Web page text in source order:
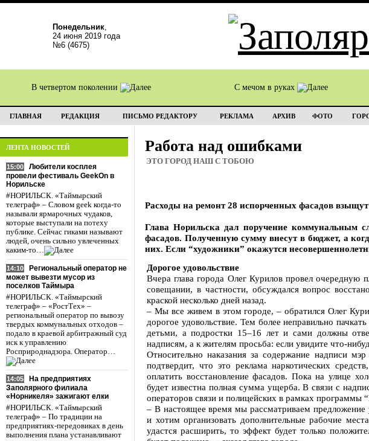
Понедельник,
24 июня 2019 года
№6 (4675)
В четвертом поколении С мечом в руках
ГЛАВНАЯ РЕДАКЦИЯ ПИСЬМО РЕДАКТОРУ РЕКЛАМА АРХИВ ФОТО
ЛЕНТА НОВОСТЕЙ
15:00
Любители косплея
провели фестиваль GeekOn в
Норильске
#НОРИЛЬСК. «Таймырский
телеграф» – Словом geek когда-то
называли ярмарочных чудаков,
которые выступали на потеху
публике. Сейчас гиками называют
людей, очень сильно увлеченных
каким-то…
14:10
Региональный оператор не
может вывезти мусор из
поселков Таймыра
#НОРИЛЬСК. «Таймырский
телеграф» – «РостТех» –
региональный оператор по вывозу
твердых коммунальных отходов –
подало в краевой арбитражный суд
иск к управлению
Росприроднадзора. Оператор…
14:05
На предприятиях
Заполярного филиала
«Норникеля» зажигают елки
#НОРИЛЬСК. «Таймырский
телеграф» – По традиции на
предприятиях-передовиках в день
выполнения плана устанавливают
Работа над ошибками
ЭТО ГОРОД НАШ С ТОБОЮ
Расходы на ремонт 28 испорченных фасадов
Глава Норильска дал поручение коммунальным
фасадов. Полученную сумму внесут в бюджет, а
них. Если “художники” окажутся
Дорогое удовольствие
Вчера глава города Олег Курилов провел очередную
совещании, в частности, обсуждался вопрос
краской несколько дней назад.
– Мы все живем в этом городе, – обратился Олег
дорогое удовольствие. Тем более неправильно
детьми, а подростки 15–16 лет и сами должны
надписям, а к жителям просьба: если увидите что-
Относительно наказания за содержание надписи
подтвердит, что это реклама наркотических
оплатить восстановление фасадов. Пока на улице
будет известна полная сумма ущерба. В связи с
операторов связи и полицейских в рамках программы
– В настоящее время мы рассматриваем
и хотим организовать дополнительные рабочие
удастся расширить, то эффект будет только